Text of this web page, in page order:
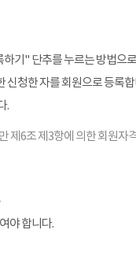
기" 단추를 누르는 방법으
신청한 자를 회원으로 등록
.
제6조 제3항에 의한 회원자
야 합니다.